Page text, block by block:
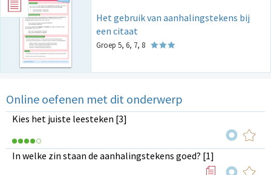
Het gebruik van aanhalingstekens bij
een citaat
Groep 5, 6, 7, 8
Online oefenen met dit onderwerp
Kies het juiste leesteken [3]
In welke zin staan de aanhalingstekens goed? [1]